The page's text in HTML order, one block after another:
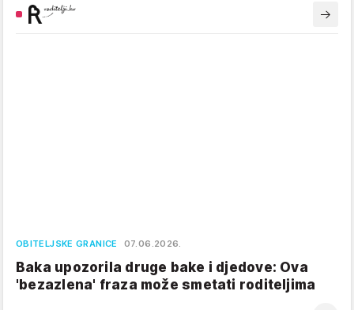
OBITELJSKE GRANICE 07.06.2026.
Baka upozorila druge bake i djedove: Ova
'bezazlena' fraza može smetati roditeljima